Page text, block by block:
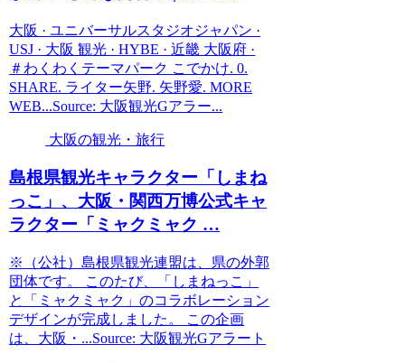
大阪 · ユニバーサルスタジオジャパン ·
USJ · 大阪 観光 · HYBE · 近畿 大阪府 ·
＃わくわくテーマパーク こでかけ. 0.
SHARE. ライター矢野. 矢野愛. MORE
WEB...Source: 大阪観光Gアラー...
大阪の観光・旅行
島根県観光キャラクター「しまね
っこ」、 大阪 ・関西万博公式キャ
ラクター「ミャクミャク …
※（公社）島根県観光連盟は、県の外郭
団体です。 このたび、「しまねっこ」
と「ミャクミャク」のコラボレーション
デザインが完成しました。 この企画
は、大阪・...Source: 大阪観光Gアラート